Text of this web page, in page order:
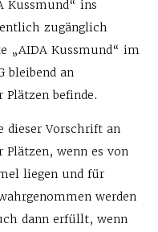
Kussmund“ ins
zugänglich
„AIDA Kussmund“ im
bleibend an
Plätzen befinde.
dieser Vorschrift an
Plätzen, wenn es von
liegen und für
werden
dann erfüllt, wenn